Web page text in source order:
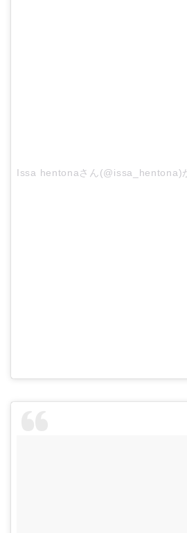
Issa hentonaさん(@issa_hentona)